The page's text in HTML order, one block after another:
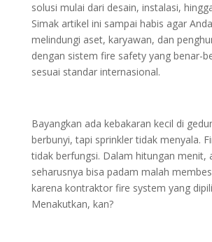
solusi mulai dari desain, instalasi,
Simak artikel ini sampai habis agar
melindungi aset, karyawan, dan
dengan sistem fire safety yang benar-
sesuai standar internasional.
Bayangkan ada kebakaran kecil di
berbunyi, tapi sprinkler tidak menyala.
tidak berfungsi. Dalam hitungan menit,
seharusnya bisa padam malah
karena kontraktor fire system yang
Menakutkan, kan?